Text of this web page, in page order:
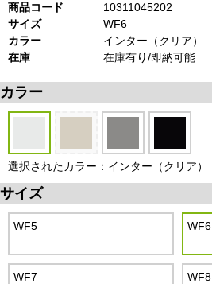
商品コード
10311045202
サイズ
WF6
カラー
インター（クリア）
在庫
在庫有り/即納可能
カラー
選択されたカラー：インター（クリア）
サイズ
WF5 WF6
WF7 WF8